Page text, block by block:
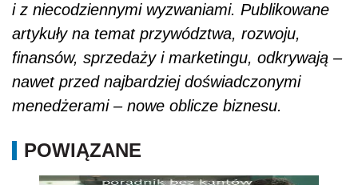
i z niecodziennymi wyzwaniami. Publikowane
artykuły na temat przywództwa, rozwoju,
finansów, sprzedaży i marketingu, odkrywają –
nawet przed najbardziej doświadczonymi
menedżerami – nowe oblicze biznesu.
POWIĄZANE